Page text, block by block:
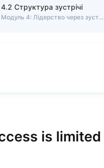
4.2 Структура зустрічі
Модуль 4: Лідерство через зустрічі 1:1
is limited